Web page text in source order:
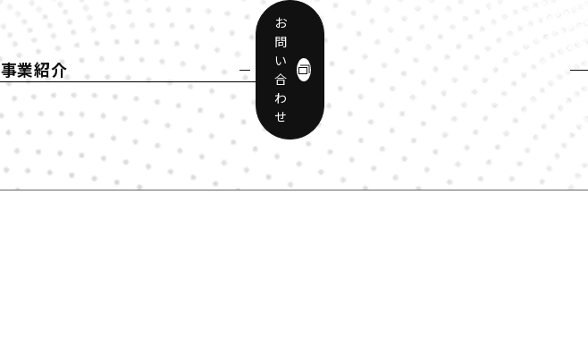
事業紹介
SMART L-Gov
GaaS
ラクリザ
SLOW AND STEADY
Govlong
お
問
い
合
わ
せ